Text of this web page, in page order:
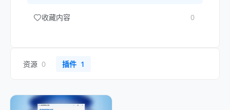
收藏内容 0
资源 0 插件 1